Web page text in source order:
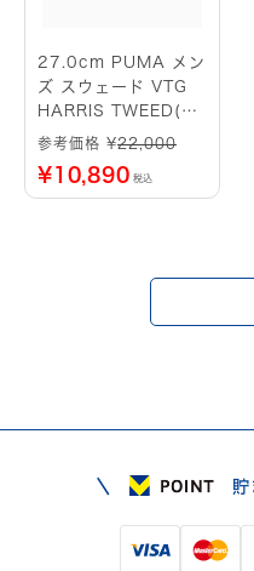
27.0cm PUMA メン
ズ スウェード VTG
HARRIS TWEED(レ
ッド)
参考価格 ¥22,000
¥10,890 税込